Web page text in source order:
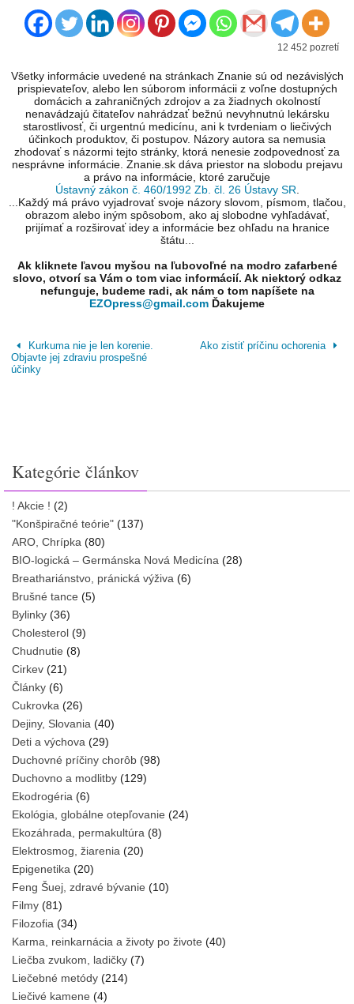
12 452 pozretí
Všetky informácie uvedené na stránkach Znanie sú od nezávislých
prispievateľov, alebo len súborom informácii z voľne dostupných
domácich a zahraničných zdrojov a za žiadnych okolností
nenavádzajú čitateľov nahrádzať bežnú nevyhnutnú lekársku
starostlivosť, či urgentnú medicínu, ani k tvrdeniam o liečivých
účinkoch produktov, či postupov. Názory autora sa nemusia
zhodovať s názormi tejto stránky, ktorá nenesie zodpovednosť za
nesprávne informácie. Znanie.sk dáva priestor na slobodu prejavu
a právo na informácie, ktoré zaručuje
Ústavný zákon č. 460/1992 Zb. čl. 26 Ústavy SR
...Každý má právo vyjadrovať svoje názory slovom, písmom, tlačou,
obrazom alebo iným spôsobom, ako aj slobodne vyhľadávať,
prijímať a rozširovať idey a informácie bez ohľadu na hranice
štátu...
Ak kliknete ľavou myšou na ľubovoľné na modro zafarbené
slovo, otvorí sa Vám o tom viac informácií. Ak niektorý odkaz
nefunguje, budeme radi, ak nám o tom napíšete na
EZOpress@gmail.com Ďakujeme
Kurkuma nie je len korenie.
Objavte jej zdraviu prospešné
účinky
Ako zistiť príčinu ochorenia
Kategórie článkov
! Akcie ! (2)
"Konšpiračné teórie" (137)
ARO, Chrípka (80)
BIO-logická – Germánska Nová Medicína (28)
Breathariánstvo, pránická výživa (6)
Brušné tance (5)
Bylinky (36)
Cholesterol (9)
Chudnutie (8)
Cirkev (21)
Články (6)
Cukrovka (26)
Dejiny, Slovania (40)
Deti a výchova (29)
Duchovné príčiny chorôb (98)
Duchovno a modlitby (129)
Ekodrogéria (6)
Ekológia, globálne otepľovanie (24)
Ekozáhrada, permakultúra (8)
Elektrosmog, žiarenia (20)
Epigenetika (20)
Feng Šuej, zdravé bývanie (10)
Filmy (81)
Filozofia (34)
Karma, reinkarnácia a životy po živote (40)
Liečba zvukom, ladičky (7)
Liečebné metódy (214)
Liečivé kamene (4)